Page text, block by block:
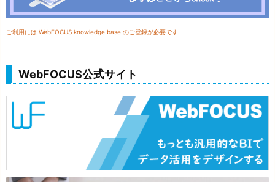
ご利用には WebFOCUS knowledge base のご登録が必要です
WebFOCUS公式サイト